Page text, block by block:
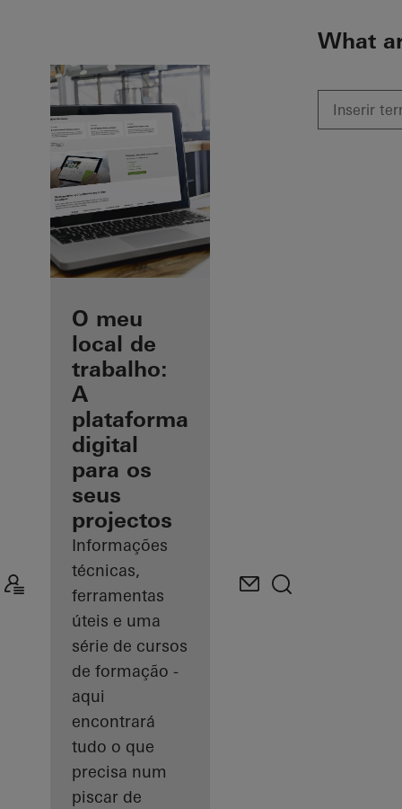
Vantagens para
si enquanto
fabricante
registado
Descobrir
o meu
espaço
de
O meu
local de
trabalho:
A
plataforma
digital
para os
seus
projectos
Informações
técnicas,
ferramentas
úteis e uma
série de cursos
de formação -
aqui
encontrará
tudo o que
precisa num
piscar de
What